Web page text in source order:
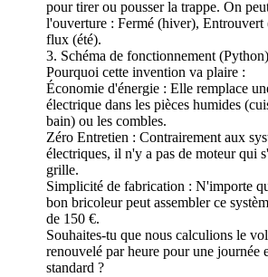
pour tirer ou pousser la trappe. On
l'ouverture : Fermé (hiver), Entrouvert
flux (été).
3. Schéma de fonctionnement (Python)
Pourquoi cette invention va plaire :
Économie d'énergie : Elle remplace
électrique dans les pièces humides
bain) ou les combles.
Zéro Entretien : Contrairement aux
électriques, il n'y a pas de moteur qui
grille.
Simplicité de fabrication : N'importe
bon bricoleur peut assembler ce
de 150 €.
Souhaites-tu que nous calculions le
renouvelé par heure pour une journée
standard ?